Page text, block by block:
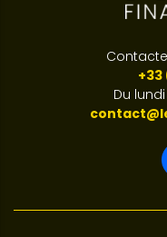
+33
Du